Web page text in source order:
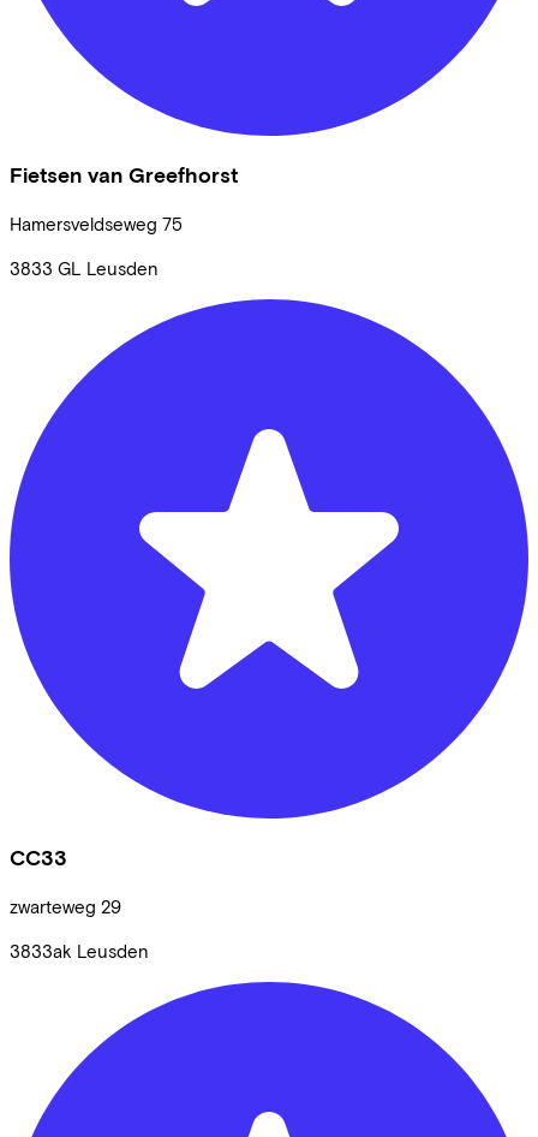
Fietsen van Greefhorst
Hamersveldseweg 75
3833 GL Leusden
CC33
zwarteweg 29
3833ak Leusden